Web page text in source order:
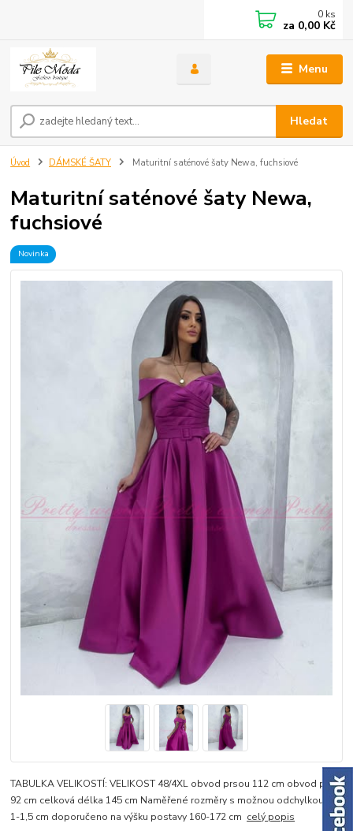
Menu
Hledat
0 ks
za 0,00 Kč
Úvod DÁMSKÉ ŠATY Maturitní saténové šaty Newa, fuchsiové
Maturitní saténové šaty Newa,
fuchsiové
Novinka
TABULKA VELIKOSTÍ: VELIKOST 48/4XL obvod prsou 112 cm obvod pasu
92 cm celková délka 145 cm Naměřené rozměry s možnou odchylkou +/-
1-1,5 cm doporučeno na výšku postavy 160-172 cm celý popis